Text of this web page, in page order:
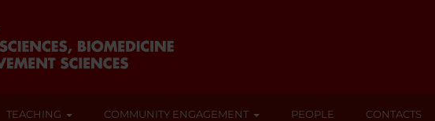
TEACHING COMMUNITY ENGAGEMENT PEOPLE CONTACTS